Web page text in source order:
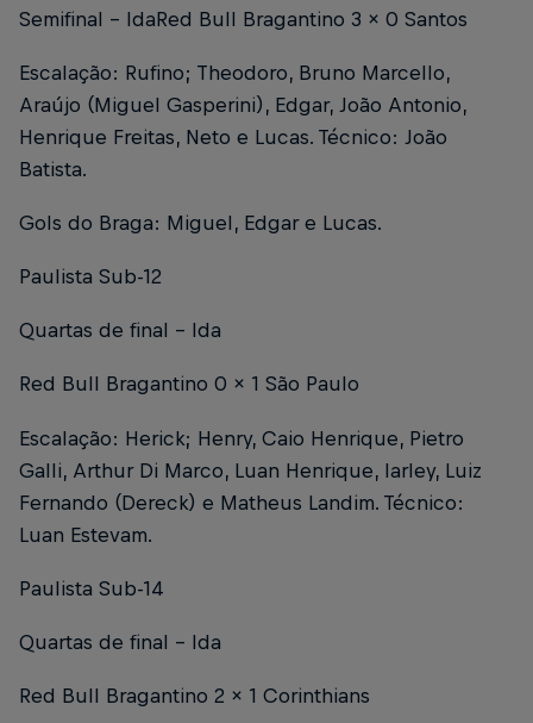
Semifinal - IdaRed Bull Bragantino 3 x 0 Santos
Escalação: Rufino; Theodoro, Bruno Marcello,
Araújo (Miguel Gasperini), Edgar, João Antonio,
Henrique Freitas, Neto e Lucas. Técnico: João
Batista.
Gols do Braga: Miguel, Edgar e Lucas.
Paulista Sub-12
Quartas de final – Ida
Red Bull Bragantino 0 x 1 São Paulo
Escalação: Herick; Henry, Caio Henrique, Pietro
Galli, Arthur Di Marco, Luan Henrique, Iarley, Luiz
Fernando (Dereck) e Matheus Landim. Técnico:
Luan Estevam.
Paulista Sub-14
Quartas de final – Ida
Red Bull Bragantino 2 x 1 Corinthians